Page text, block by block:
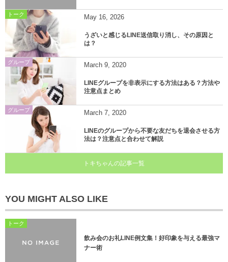
トーク May 16, 2026
うざいと感じるLINE送信取り消し、その原因と
は？
グループ March 9, 2020
LINEグループを非表示にする方法はある？方法や
注意点まとめ
グループ March 7, 2020
LINEのグループから不要な友だちを退会させる方
法は？注意点と合わせて解説
トキちゃんの記事一覧
YOU MIGHT ALSO LIKE
トーク
飲み会のお礼LINE例文集！好印象を与える最強マ
ナー術